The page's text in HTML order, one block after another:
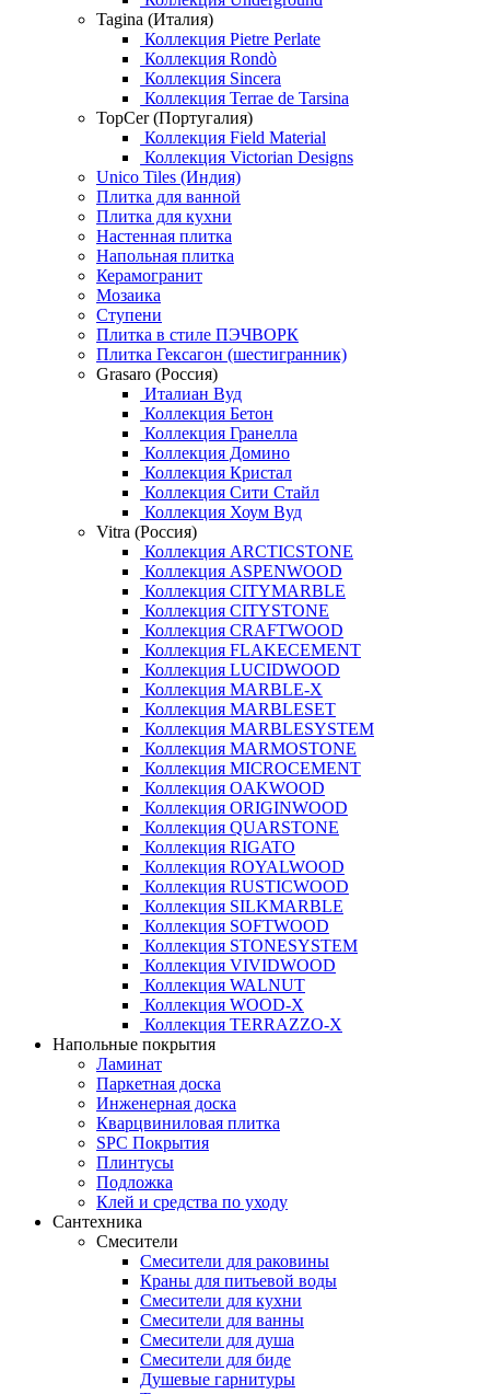
Tagina (Италия)
Коллекция Pietre Perlate
Коллекция Rondò
Коллекция Sincera
Коллекция Terrae de Tarsina
TopCer (Португалия)
Коллекция Field Material
Коллекция Victorian Designs
Unico Tiles (Индия)
Плитка для ванной
Плитка для кухни
Настенная плитка
Напольная плитка
Керамогранит
Мозаика
Ступени
Плитка в стиле ПЭЧВОРК
Плитка Гексагон (шестигранник)
Grasaro (Россия)
Италиан Вуд
Коллекция Бетон
Коллекция Гранелла
Коллекция Домино
Коллекция Кристал
Коллекция Сити Стайл
Коллекция Хоум Вуд
Vitra (Россия)
Коллекция ARCTICSTONE
Коллекция ASPENWOOD
Коллекция CITYMARBLE
Коллекция CITYSTONE
Коллекция CRAFTWOOD
Коллекция FLAKECEMENT
Коллекция LUCIDWOOD
Коллекция MARBLE-X
Коллекция MARBLESET
Коллекция MARBLESYSTEM
Коллекция MARMOSTONE
Коллекция MICROCEMENT
Коллекция OAKWOOD
Коллекция ORIGINWOOD
Коллекция QUARSTONE
Коллекция RIGATO
Коллекция ROYALWOOD
Коллекция RUSTICWOOD
Коллекция SILKMARBLE
Коллекция SOFTWOOD
Коллекция STONESYSTEM
Коллекция VIVIDWOOD
Коллекция WALNUT
Коллекция WOOD-X
Коллекция ТЕRRАZZO-X
Напольные покрытия
Ламинат
Паркетная доска
Инженерная доска
Кварцвиниловая плитка
SPC Покрытия
Плинтусы
Подложка
Клей и средства по уходу
Сантехника
Смесители
Смесители для раковины
Краны для питьевой воды
Смесители для кухни
Смесители для ванны
Смесители для душа
Смесители для биде
Душевые гарнитуры